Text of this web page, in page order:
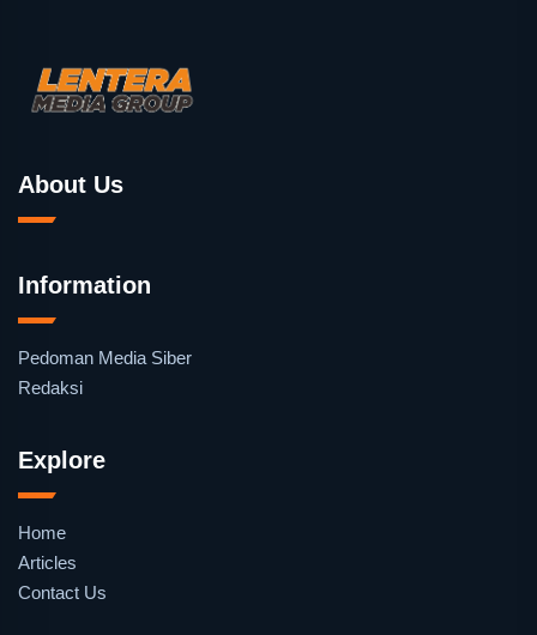
About Us
Information
Pedoman Media Siber
Redaksi
Explore
Home
Articles
Contact Us